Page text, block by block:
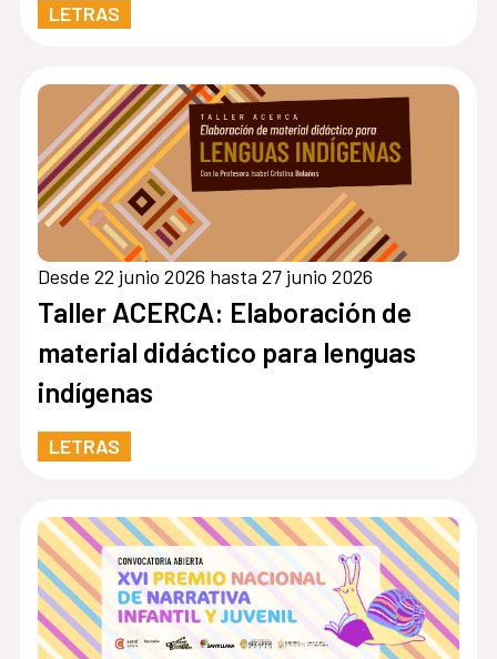
LETRAS
Desde 22 junio 2026 hasta 27 junio 2026
Taller ACERCA: Elaboración de
material didáctico para lenguas
indígenas
LETRAS